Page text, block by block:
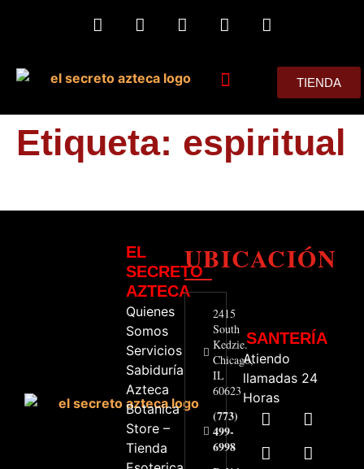
TIENDA
Etiqueta: espiritual
EL
SECRETO
AZTECA
Quienes
Somos
Servicios
Sabiduría
Azteca
Botanica
Store –
Tienda
UBICACIÓN
2415
South
Kedzie.
Chicago,
IL
60623
(773)
499-
6998
SANTERÍA
Atiendo
llamadas 24
Horas